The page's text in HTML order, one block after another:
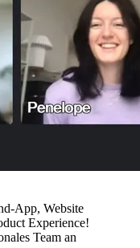
App, Website
Experience!
Team an